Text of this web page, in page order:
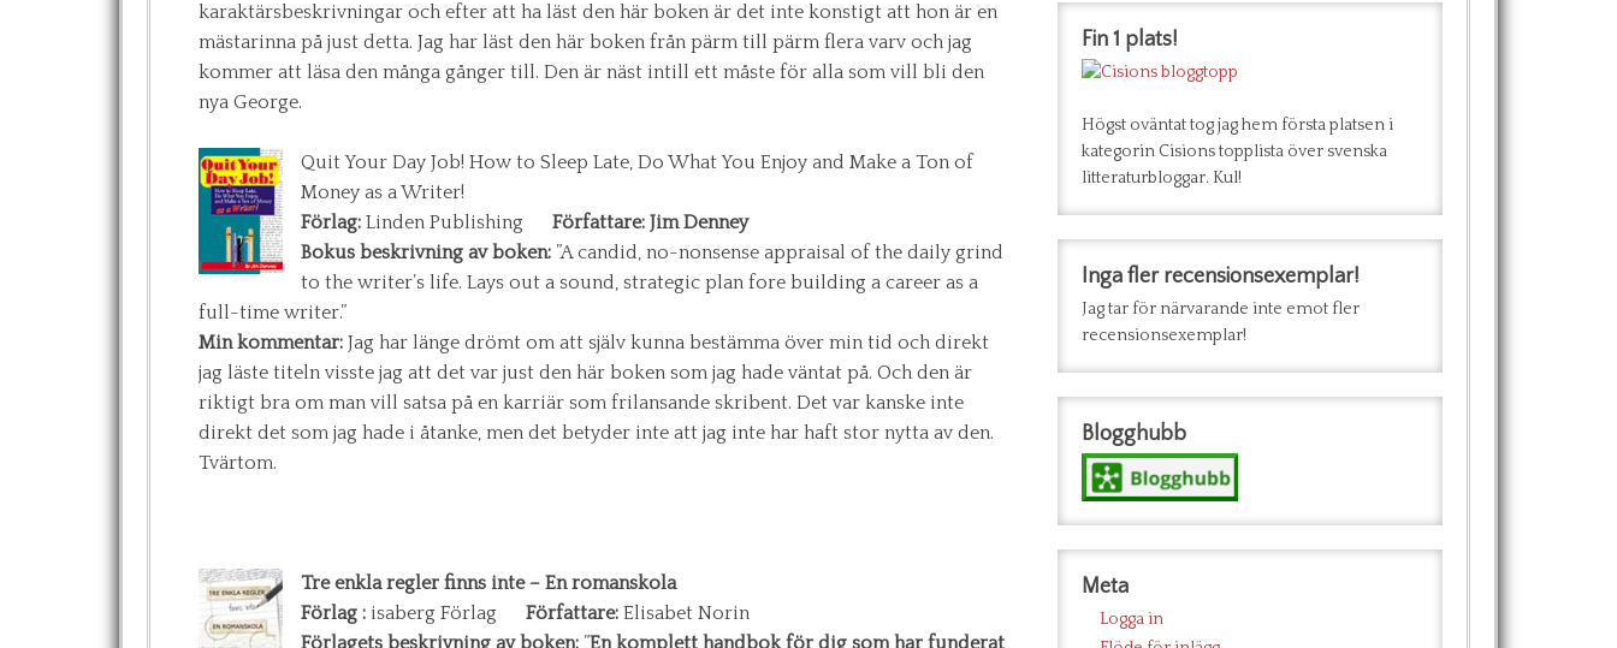
karaktärsbeskrivningar och efter att ha läst den här boken är det inte konstigt att hon är en
mästarinna på just detta. Jag har läst den här boken från pärm till pärm flera varv och jag
kommer att läsa den många gånger till. Den är näst intill ett måste för alla som vill bli den
nya George.
Quit Your Day Job! How to Sleep Late, Do What You Enjoy and Make a Ton of
Money as a Writer!
Förlag: Linden Publishing Författare: Jim Denney
Bokus beskrivning av boken: ”A candid, no-nonsense appraisal of the daily grind
to the writer’s life. Lays out a sound, strategic plan fore building a career as a
full-time writer.”
Min kommentar: Jag har länge drömt om att själv kunna bestämma över min tid och direkt
jag läste titeln visste jag att det var just den här boken som jag hade väntat på. Och den är
riktigt bra om man vill satsa på en karriär som frilansande skribent. Det var kanske inte
direkt det som jag hade i åtanke, men det betyder inte att jag inte har haft stor nytta av den.
Tvärtom.
Tre enkla regler finns inte – En romanskola
Förlag : isaberg Förlag Författare: Elisabet Norin
Förlagets beskrivning av boken: ”En komplett handbok för dig som har funderat
Fin 1 plats!
Högst oväntat tog jag hem första platsen i
kategorin Cisions topplista över svenska
litteraturbloggar. Kul!
Inga fler recensionsexemplar!
Jag tar för närvarande inte emot fler
recensionsexemplar!
Blogghubb
Meta
Logga in